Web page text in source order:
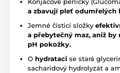
a zbavují pleť odumřelých
Jemné čisticí složky
a přebytečný maz, aniž by
pH pokožky.
O hydrataci se stará
sacharidový hydrolyzát a